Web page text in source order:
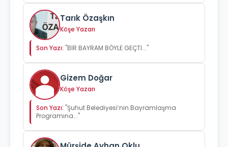
Tarık Özaşkın
Köşe Yazarı
Son Yazı: "BİR BAYRAM BÖYLE GEÇTİ..."
Gizem Doğar
Köşe Yazarı
Son Yazı: "Şuhut Belediyesi’nin Bayramlaşma
Programına..."